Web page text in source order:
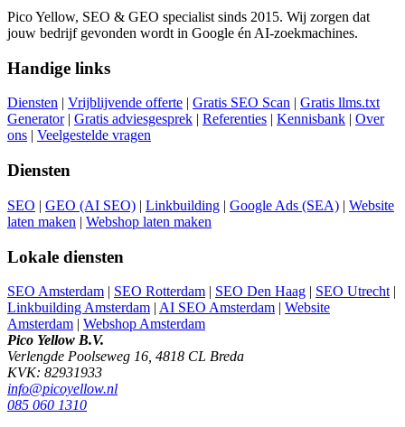
Pico Yellow, SEO & GEO specialist sinds 2015. Wij zorgen dat
jouw bedrijf gevonden wordt in Google én AI-zoekmachines.
Handige links
Diensten | Vrijblijvende offerte | Gratis SEO Scan | Gratis llms.txt
Generator| Gratis adviesgesprek | Referenties | Kennisbank | Over
ons | Veelgestelde vragen
Diensten
SEO | GEO (AI SEO) | Linkbuilding | Google Ads (SEA) | Website
laten maken | Webshop laten maken
Lokale diensten
SEO Amsterdam | SEO Rotterdam | SEO Den Haag | SEO Utrecht |
Linkbuilding Amsterdam | AI SEO Amsterdam | Website
Amsterdam | Webshop Amsterdam
Pico Yellow B.V.
Verlengde Poolseweg 16, 4818 CL Breda
KVK: 82931933
info@picoyellow.nl
085 060 1310